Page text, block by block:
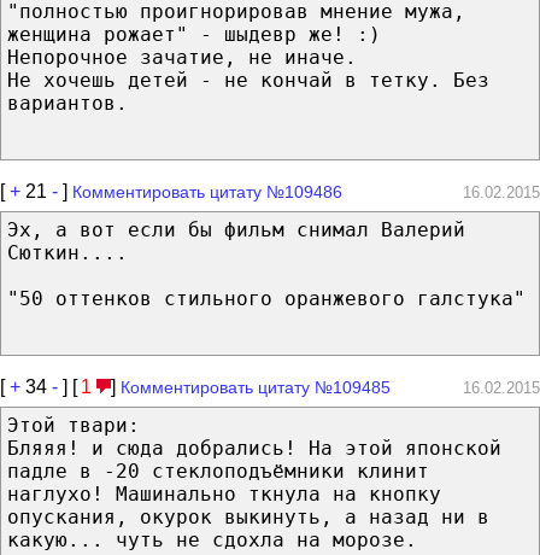
"полностью проигнорировав мнение мужа,
женщина рожает" - шыдевр же! :)
Непорочное зачатие, не иначе.
Не хочешь детей - не кончай в тетку. Без
вариантов.
[+ 21 - ] Комментировать цитату №109486 16.02.2015
Эх, а вот если бы фильм снимал Валерий
Сюткин....
"50 оттенков стильного оранжевого галстука"
[+ 34 - ] [ 1 ] Комментировать цитату №109485 16.02.2015
Этой твари:
Бляяя! и сюда добрались! На этой японской
падле в -20 стеклоподъёмники клинит
наглухо! Машинально ткнула на кнопку
опускания, окурок выкинуть, а назад ни в
какую... чуть не сдохла на морозе.